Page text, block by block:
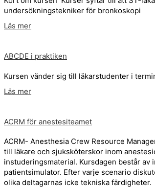
undersökningstekniker för bronkoskopi
Läs mer
ABCDE i praktiken
Kursen vänder sig till läkarstudenter i
Läs mer
ACRM för anestesiteamet
ACRM- Anesthesia Crew Resource
till läkare och sjuksköterskor inom
instuderingsmaterial. Kursdagen består
patientsimulator. Efter varje scenario
olika deltagarnas icke tekniska färdigheter.